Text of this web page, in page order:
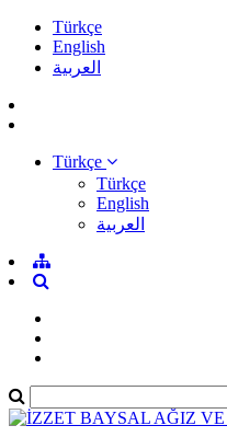
Türkçe
English
العربية
Türkçe
Türkçe
English
العربية